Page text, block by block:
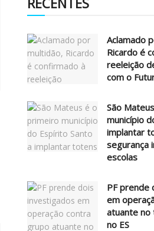
Aclamado
Ricardo é
reeleição
com o
São
município
implantar
segurança
escolas
PF prende
em
atuante
no ES